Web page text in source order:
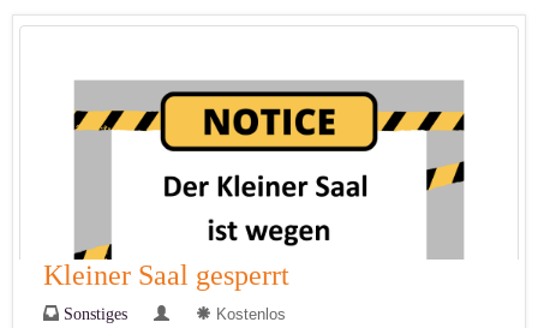
Kleiner Saal gesperrt
Sonstiges Kostenlos